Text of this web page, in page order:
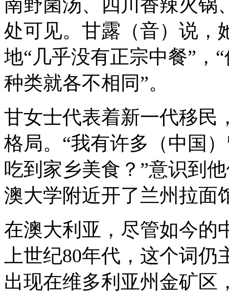
南野菌汤、四川香辣火锅
处可见。甘露（音）说，
地“几乎没有正宗中餐”，
种类就各不相同”。
甘女士代表着新一代移民
格局。“我有许多（中国
吃到家乡美食？”意识到
澳大学附近开了兰州拉面
在澳大利亚，尽管如今的
上世纪80年代，这个词仍
出现在维多利亚州金矿区